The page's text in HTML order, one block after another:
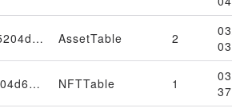
AssetTable_546875204d61722032362031383a30333a3239205453542032303236 AssetTable 2
NFTTable_4d6f6e204d61722032332030393a33333a3232205453542032303236 NFTTable 1